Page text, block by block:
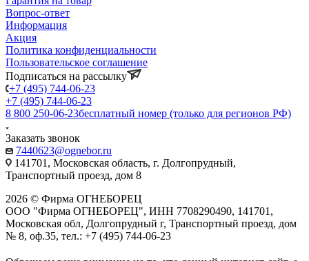
Вопрос-ответ
Информация
Акция
Политика конфиденциальности
Пользовательское соглашение
Подписаться на рассылку
+7 (495) 744-06-23
+7 (495) 744-06-23
8 800 250-06-23бесплатный номер (только для регионов РФ)
Заказать звонок
7440623@ognebor.ru
141701, Московская область, г. Долгопрудный,
Транспортный проезд, дом 8
2026 © Фирма ОГНЕБОРЕЦ
ООО "Фирма ОГНЕБОРЕЦ", ИНН 7708290490, 141701,
Московская обл, Долгопрудный г, Транспортный проезд, дом
№ 8, оф.35, тел.: +7 (495) 744-06-23